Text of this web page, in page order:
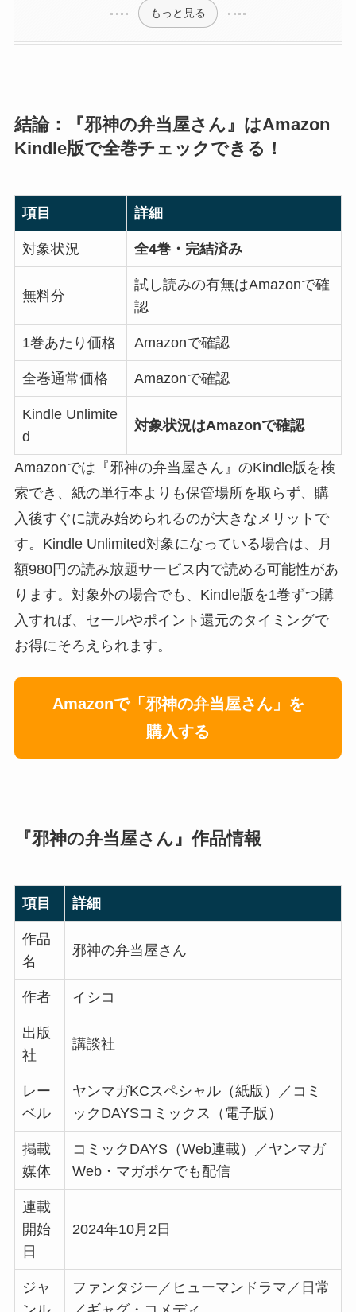
もっと見る
結論：『邪神の弁当屋さん』はAmazon
Kindle版で全巻チェックできる！
項目 詳細
対象状況 全4巻・完結済み
無料分
試し読みの有無はAmazonで確
認
1巻あたり価格 Amazonで確認
全巻通常価格 Amazonで確認
Kindle Unlimite
d
対象状況はAmazonで確認
Amazonでは『邪神の弁当屋さん』のKindle版を検
索でき、紙の単行本よりも保管場所を取らず、購
入後すぐに読み始められるのが大きなメリットで
す。Kindle Unlimited対象になっている場合は、月
額980円の読み放題サービス内で読める可能性があ
ります。対象外の場合でも、Kindle版を1巻ずつ購
入すれば、セールやポイント還元のタイミングで
お得にそろえられます。
Amazonで「邪神の弁当屋さん」を
購入する
『邪神の弁当屋さん』作品情報
項目 詳細
作品
名
邪神の弁当屋さん
作者 イシコ
出版
社
講談社
レー
ベル
ヤンマガKCスペシャル（紙版）／コミ
ックDAYSコミックス（電子版）
掲載
媒体
コミックDAYS（Web連載）／ヤンマガ
Web・マガポケでも配信
連載
開始
日
2024年10月2日
ジャ
ファンタジー／ヒューマンドラマ／日常